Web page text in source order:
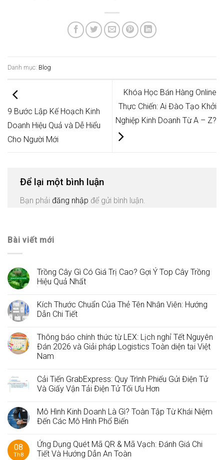
Danh mục: Blog
9 Bước Lập Kế Hoạch Kinh
Doanh Hiệu Quả và Dễ Hiểu
Cho Người Mới
Khóa Học Bán Hàng Online
Thực Chiến: Ai Đào Tạo Khởi
Nghiệp Kinh Doanh Từ A – Z?
Để lại một bình luận
Bạn phải đăng nhập để gửi bình luận.
Bài viết mới
Trồng Cây Gì Có Giá Trị Cao? Gợi Ý Top Cây Trồng
Hiệu Quả Nhất
Kích Thước Chuẩn Của Thẻ Tên Nhân Viên: Hướng
Dẫn Chi Tiết
Thông báo chính thức từ LEX: Lịch nghỉ Tết Nguyên
Đán 2026 và Giải pháp Logistics Toàn diện tại Việt
Nam
Cải Tiến GrabExpress: Quy Trình Phiếu Gửi Điện Tử
Và Giấy Vận Tải Điện Tử Tối Ưu Hơn
Mô Hình Kinh Doanh Là Gì? Toàn Tập Từ Khái Niệm
Đến Các Mô Hình Phổ Biến
08
Th8
Ứng Dụng Quét Mã QR & Mã Vạch: Đánh Giá Chi
Tiết Và Hướng Dẫn An Toàn